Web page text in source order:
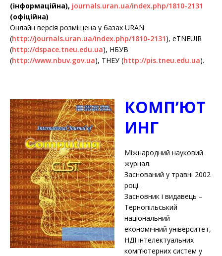
(інформаційна), journals.uran.ua/index.php/1810-2131
(офіційна)
Онлайн версія розміщена у базах URAN
(http://journals.uran.ua/index.php/1810-2131), eTNEUIR
(http://dspace.tneu.edu.ua), НБУВ
(http://www.nbuv.gov.ua), ТНЕУ (http://pis.tneu.edu.ua).
КОМП’ЮТ
ИНГ
Міжнародний науковий
журнал.
Заснований у травні 2002
році.
Засновник і видавець –
Тернопільський
національний
економічний університет,
НДІ інтелектуальних
комп’ютерних систем у